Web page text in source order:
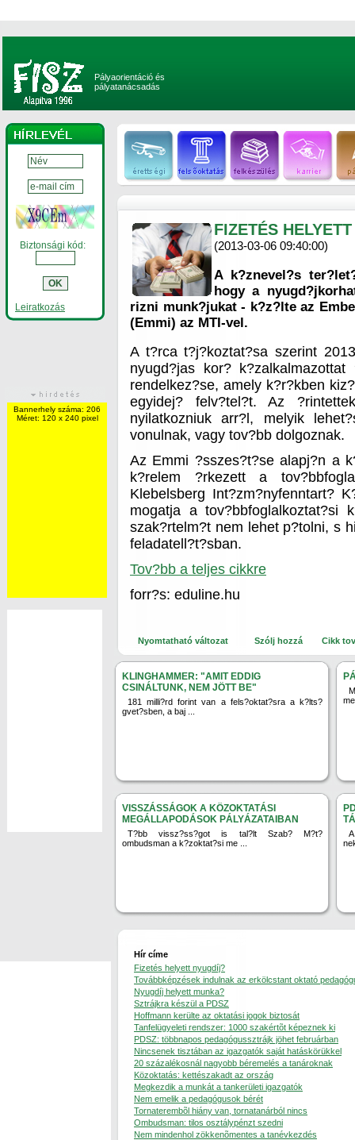
Pályaorientáció és
pályatanácsadás
Biztonsági kód:
Leiratkozás
Bannerhely száma: 206
Méret: 120 x 240 pixel
FIZETÉS
(2013-03-06 09:40:00)
A k?znevel?s
hogy a
rizni munk?jukat - k?z?lte az
(Emmi) az MTI-vel.
A t?rca t?j?koztat?sa szerint
nyugd?jas kor?
rendelkez?se, amely k?r?kben
egyidej? felv?tel?t. Az
nyilatkozniuk arr?l, melyik
vonulnak, vagy tov?bb dolgoznak.
Az Emmi ?sszes?t?se alapj?n a
k?relem ?rkezett a
Klebelsberg Int?zm?nyfenntart?
mogatja a tov?bbfoglalkoztat?si
szak?rtelm?t nem lehet p?tolni, s
feladatell?t?sban.
Tov?bb a teljes cikkre
forr?s: eduline.hu
Nyomtatható változat Szólj hozzá Cikk
KLINGHAMMER: "AMIT EDDIG
CSINÁLTUNK, NEM JÖTT BE"
181 milli?rd forint van a fels?oktat?sra a k?lts?
gvet?sben, a baj ...
VISSZÁSSÁGOK A KÖZOKTATÁSI
MEGÁLLAPODÁSOK PÁLYÁZATAIBAN
T?bb vissz?ss?got is tal?lt Szab? M?t?
ombudsman a k?zoktat?si me ...
Hír címe
Fizetés helyett nyugdíj?
Továbbképzések indulnak az erkölcstant oktató
Nyugdíj helyett munka?
Sztrájkra készül a PDSZ
Hoffmann kerülte az oktatási jogok biztosát
Tanfelügyeleti rendszer: 1000 szakértõt képeznek ki
PDSZ: többnapos pedagógussztrájk jöhet februárban
Nincsenek tisztában az igazgatók saját hatáskörükkel
20 százalékosnál nagyobb béremelés a tanároknak
Közoktatás: kettészakadt az ország
Megkezdik a munkát a tankerületi igazgatók
Nem emelik a pedagógusok bérét
Tornaterembõl hiány van, tornatanárból nincs
Ombudsman: tilos osztálypénzt szedni
Nem mindenhol zökkenõmentes a tanévkezdés